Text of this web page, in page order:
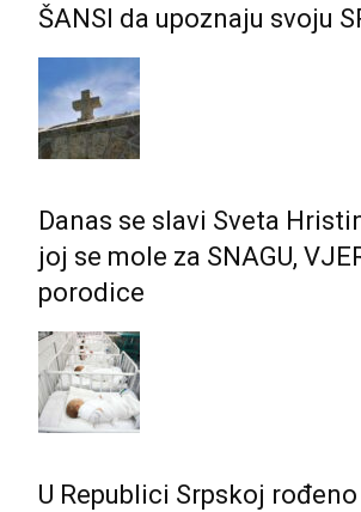
ŠANSI da upoznaju svoju
Danas se slavi Sveta
joj se mole za SNAGU,
porodice
U Republici Srpskoj rođeno